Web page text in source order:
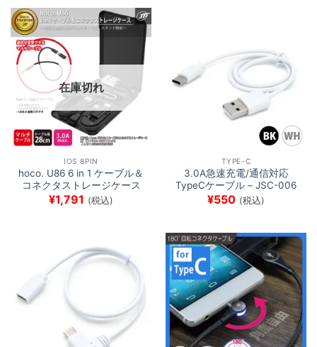
在庫切れ
IOS 8PIN
hoco. U86 6 in 1 ケーブル＆
コネクタストレージケース
¥1,791 (税込)
TYPE-C
3.0A急速充電/通信対応
TypeCケーブル – JSC-006
¥550 (税込)